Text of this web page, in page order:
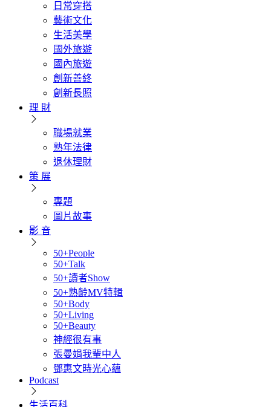
日常穿搭
藝術文化
生活美學
國外旅遊
國內旅遊
創新善終
創新長照
理 財
職場就業
熟年法律
退休理財
策 展
專題
圖片故事
影 音
50+People
50+Talk
50+讀者Show
50+熟齡MV特輯
50+Body
50+Living
50+Beauty
神經很有事
張曼娟我輩中人
鄧惠文時光心蘊
Podcast
生活百科